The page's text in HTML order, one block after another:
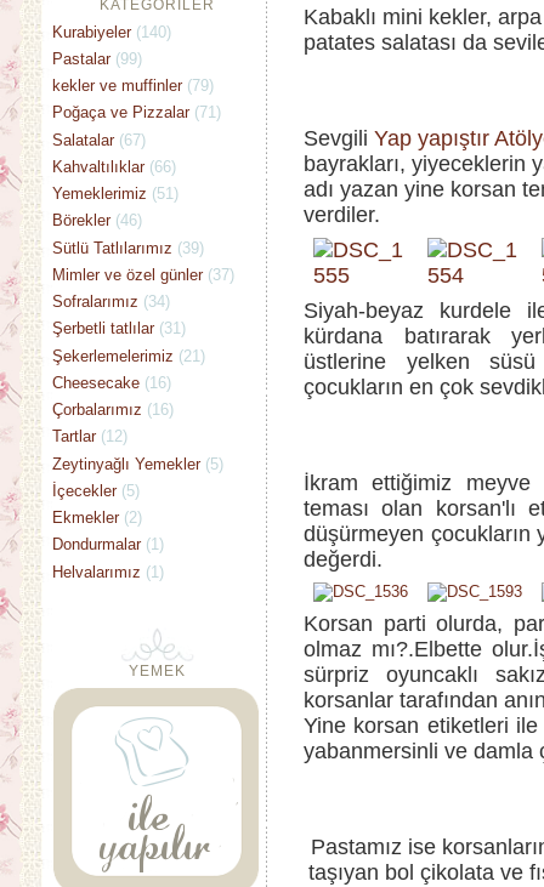
Kabaklı mini kekler, arpa
patates salatası da
Sevgili Yap yapıştır
bayrakları, yiyeceklerin
adı yazan yine korsan
verdiler.
Siyah-beyaz kurdele
kürdana batırarak
üstlerine yelken süsü
çocukların en çok
İkram ettiğimiz meyve
teması olan korsan'lı
düşürmeyen çocukların
değerdi.
Korsan parti olurda,
olmaz mı?.Elbette
sürpriz oyuncaklı
korsanlar tarafından
Yine korsan etiketleri
yabanmersinli ve damla
Pastamız ise
taşıyan bol çikolata ve
KATEGORİLER
Kurabiyeler (140)
Pastalar (99)
kekler ve muffinler (79)
Poğaça ve Pizzalar (71)
Salatalar (67)
Kahvaltılıklar (66)
Yemeklerimiz (51)
Börekler (46)
Sütlü Tatlılarımız (39)
Mimler ve özel günler (37)
Sofralarımız (34)
Şerbetli tatlılar (31)
Şekerlemelerimiz (21)
Cheesecake (16)
Çorbalarımız (16)
Tartlar (12)
Zeytinyağlı Yemekler (5)
İçecekler (5)
Ekmekler (2)
Dondurmalar (1)
Helvalarımız (1)
YEMEK